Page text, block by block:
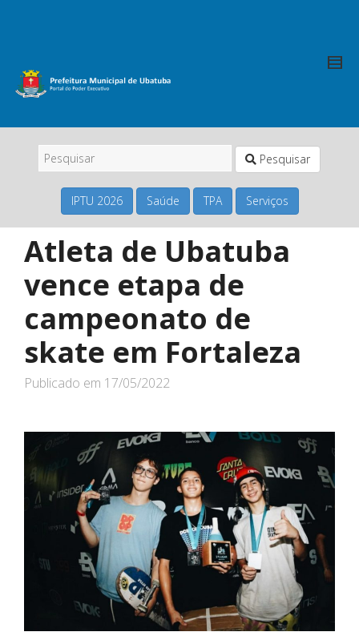
Pesquisar
IPTU 2026 Saúde TPA Serviços
Atleta de Ubatuba
vence etapa de
campeonato de
skate em Fortaleza
Publicado em 17/05/2022